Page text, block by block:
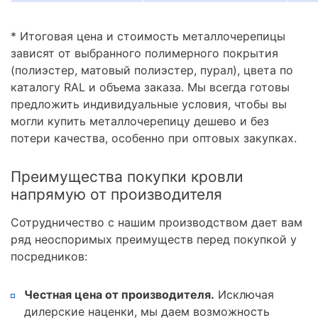
* Итоговая цена и стоимость металлочерепицы
зависят от выбранного полимерного покрытия
(полиэстер, матовый полиэстер, пурал), цвета по
каталогу RAL и объема заказа. Мы всегда готовы
предложить индивидуальные условия, чтобы вы
могли купить металлочерепицу дешево и без
потери качества, особенно при оптовых закупках.
Преимущества покупки кровли
напрямую от производителя
Сотрудничество с нашим производством дает вам
ряд неоспоримых преимуществ перед покупкой у
посредников:
Честная цена от производителя. Исключая
дилерские наценки, мы даем возможность